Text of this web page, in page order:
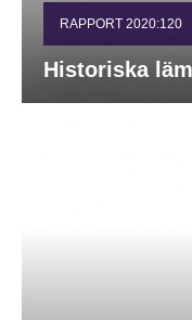
RAPPORT 2020:120
Historiska